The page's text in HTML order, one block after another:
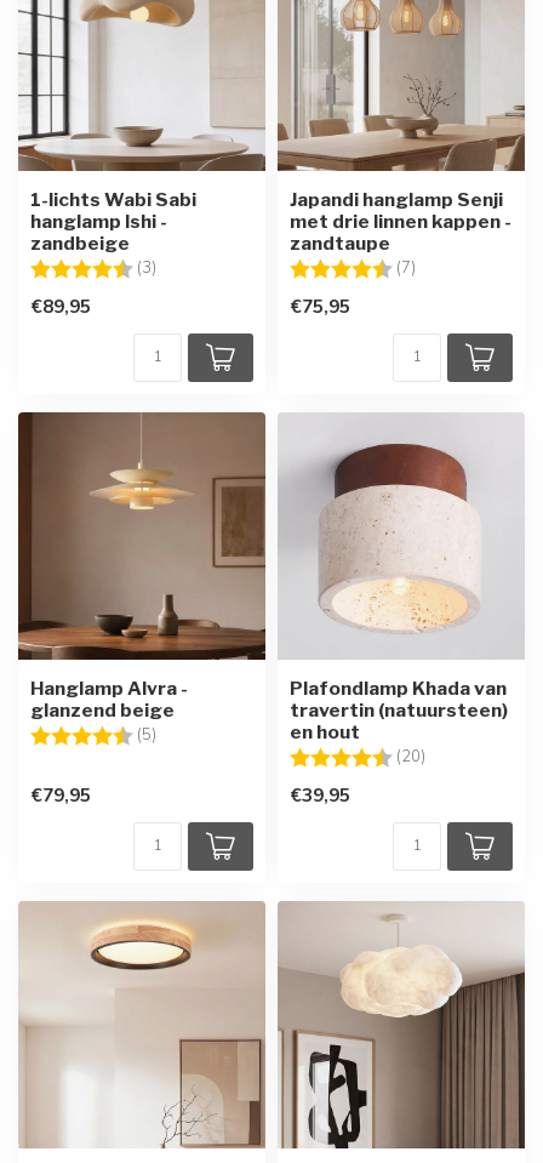
1-lichts Wabi Sabi
hanglamp Ishi -
zandbeige
Beoordeling: (3)
€89,95
Japandi hanglamp Senji
met drie linnen kappen -
zandtaupe
Beoordeling: (7)
€75,95
Hanglamp Alvra -
glanzend beige
Beoordeling: (5)
€79,95
Plafondlamp Khada van
travertin (natuursteen)
en hout
Beoordeling: (20)
€39,95